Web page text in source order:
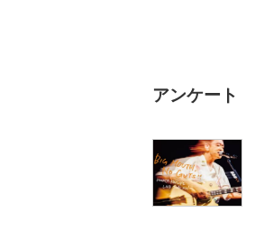
アンケート